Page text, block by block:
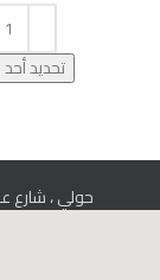
تحديد أحد
حولي ، شارع